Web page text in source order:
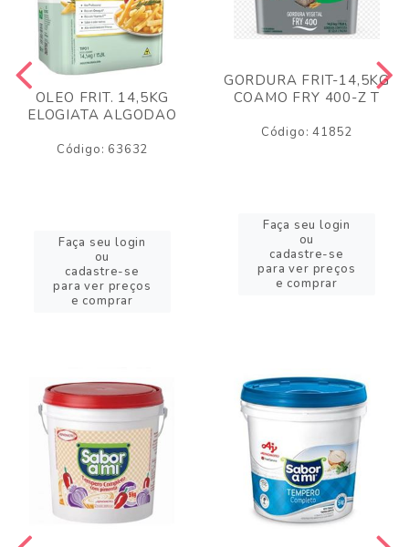
OLEO FRIT. 14,5KG
ELOGIATA ALGODAO
Código: 63632
Faça seu login
ou
cadastre-se
para ver preços
e comprar
GORDURA FRIT-14,5KG
COAMO FRY 400-Z T
Código: 41852
Faça seu login
ou
cadastre-se
para ver preços
e comprar